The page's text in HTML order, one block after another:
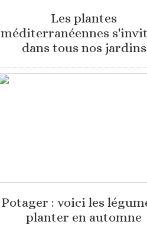
Les plantes
méditerranéennes
dans tous nos jardins
Potager : voici les
planter en automne